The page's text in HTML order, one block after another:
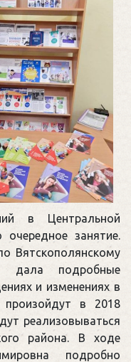
в Центральной
занятие.
Вятскополянскому
дала подробные
и изменениях в
произойдут в 2018
реализовываться
района. В ходе
подробно